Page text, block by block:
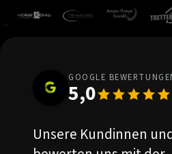
GOOGLE
5,0
Unsere Kundinnen